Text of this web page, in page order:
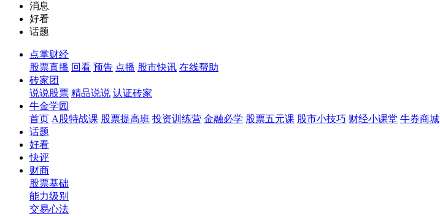
消息
好看
话题
点掌财经
股票直播 回看 预告 点播 股市快讯 在线帮助
砖家团
说说股票 精品说说 认证砖家
牛金学园
首页 A股特战课 股票提高班 投资训练营 金融必学 股票五元课 股市小技巧 财经小课堂 牛券商城
话题
好看
快评
财商
股票基础
能力级别
交易心法